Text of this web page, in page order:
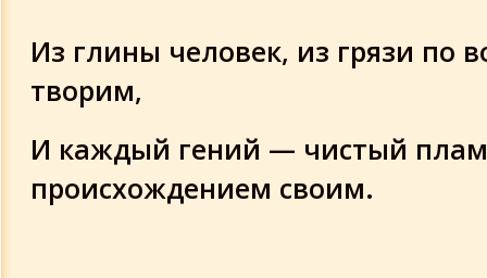
Из глины человек, из грязи по
творим,
И каждый гений — чистый
происхождением своим.